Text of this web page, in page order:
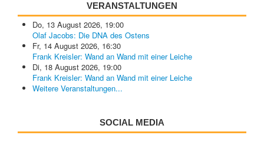
VERANSTALTUNGEN
Do, 13 August 2026, 19:00
Olaf Jacobs: Die DNA des Ostens
Fr, 14 August 2026, 16:30
Frank Kreisler: Wand an Wand mit einer Leiche
Di, 18 August 2026, 19:00
Frank Kreisler: Wand an Wand mit einer Leiche
Weitere Veranstaltungen...
SOCIAL MEDIA